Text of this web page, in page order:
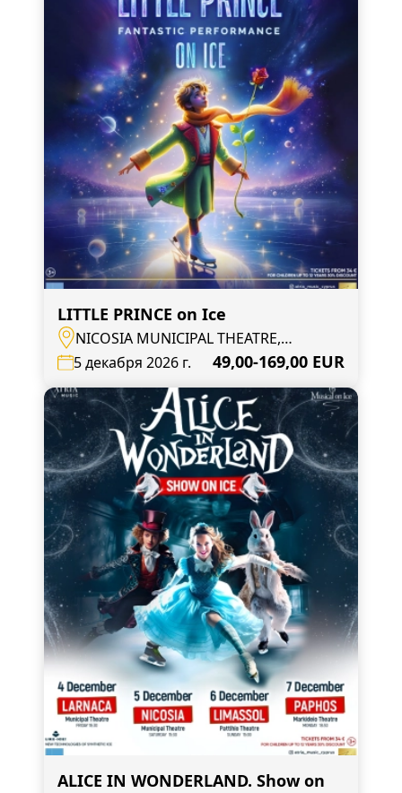
LITTLE PRINCE on Ice
NICOSIA MUNICIPAL THEATRE,
Nicosia, Mouseiou Avenue 4
5 декабря 2026 г. 49,00-169,00 EUR
ALICE IN WONDERLAND. Show on